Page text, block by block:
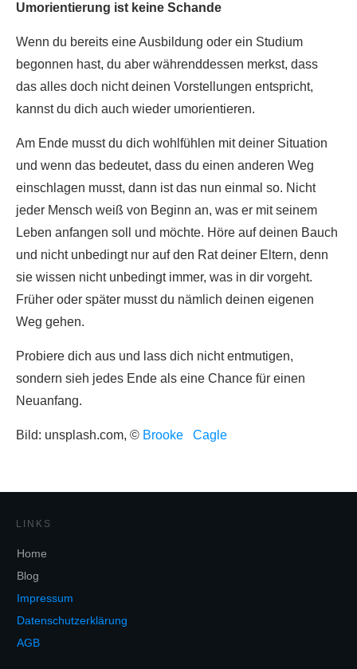
Umorientierung ist keine Schande
Wenn du bereits eine Ausbildung oder ein Studium
begonnen hast, du aber währenddessen merkst, dass
das alles doch nicht deinen Vorstellungen entspricht,
kannst du dich auch wieder umorientieren.
Am Ende musst du dich wohlfühlen mit deiner Situation
und wenn das bedeutet, dass du einen anderen Weg
einschlagen musst, dann ist das nun einmal so. Nicht
jeder Mensch weiß von Beginn an, was er mit seinem
Leben anfangen soll und möchte. Höre auf deinen Bauch
und nicht unbedingt nur auf den Rat deiner Eltern, denn
sie wissen nicht unbedingt immer, was in dir vorgeht.
Früher oder später musst du nämlich deinen eigenen
Weg gehen.
Probiere dich aus und lass dich nicht entmutigen,
sondern sieh jedes Ende als eine Chance für einen
Neuanfang.
Bild: unsplash.com, © Brooke Cagle
LINKS
Home
Blog
Impressum
Datenschutzerklärung
AGB